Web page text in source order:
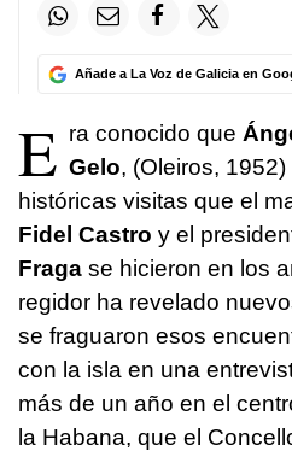
Añade a La Voz de Galicia en
E ra conocido que
Gelo, (Oleiros,
históricas visitas que el
Fidel Castro y el
Fraga se hicieron en los
regidor ha revelado
se fraguaron esos
con la isla en una
más de un año en el
la Habana, que el